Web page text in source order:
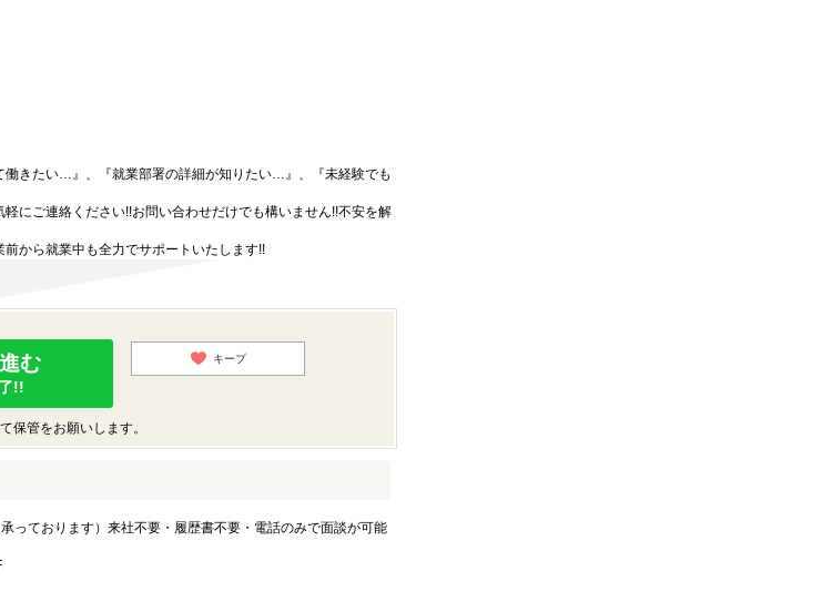
きたい…』、『就業部署の詳細が知りたい…』、『未経験でも
にご連絡ください!!お問い合わせだけでも構いません!!不安を解
から就業中も全力でサポートいたします!!
む
!!
キープ
保管をお願いします。
っております）来社不要・履歴書不要・電話のみで面談が可能